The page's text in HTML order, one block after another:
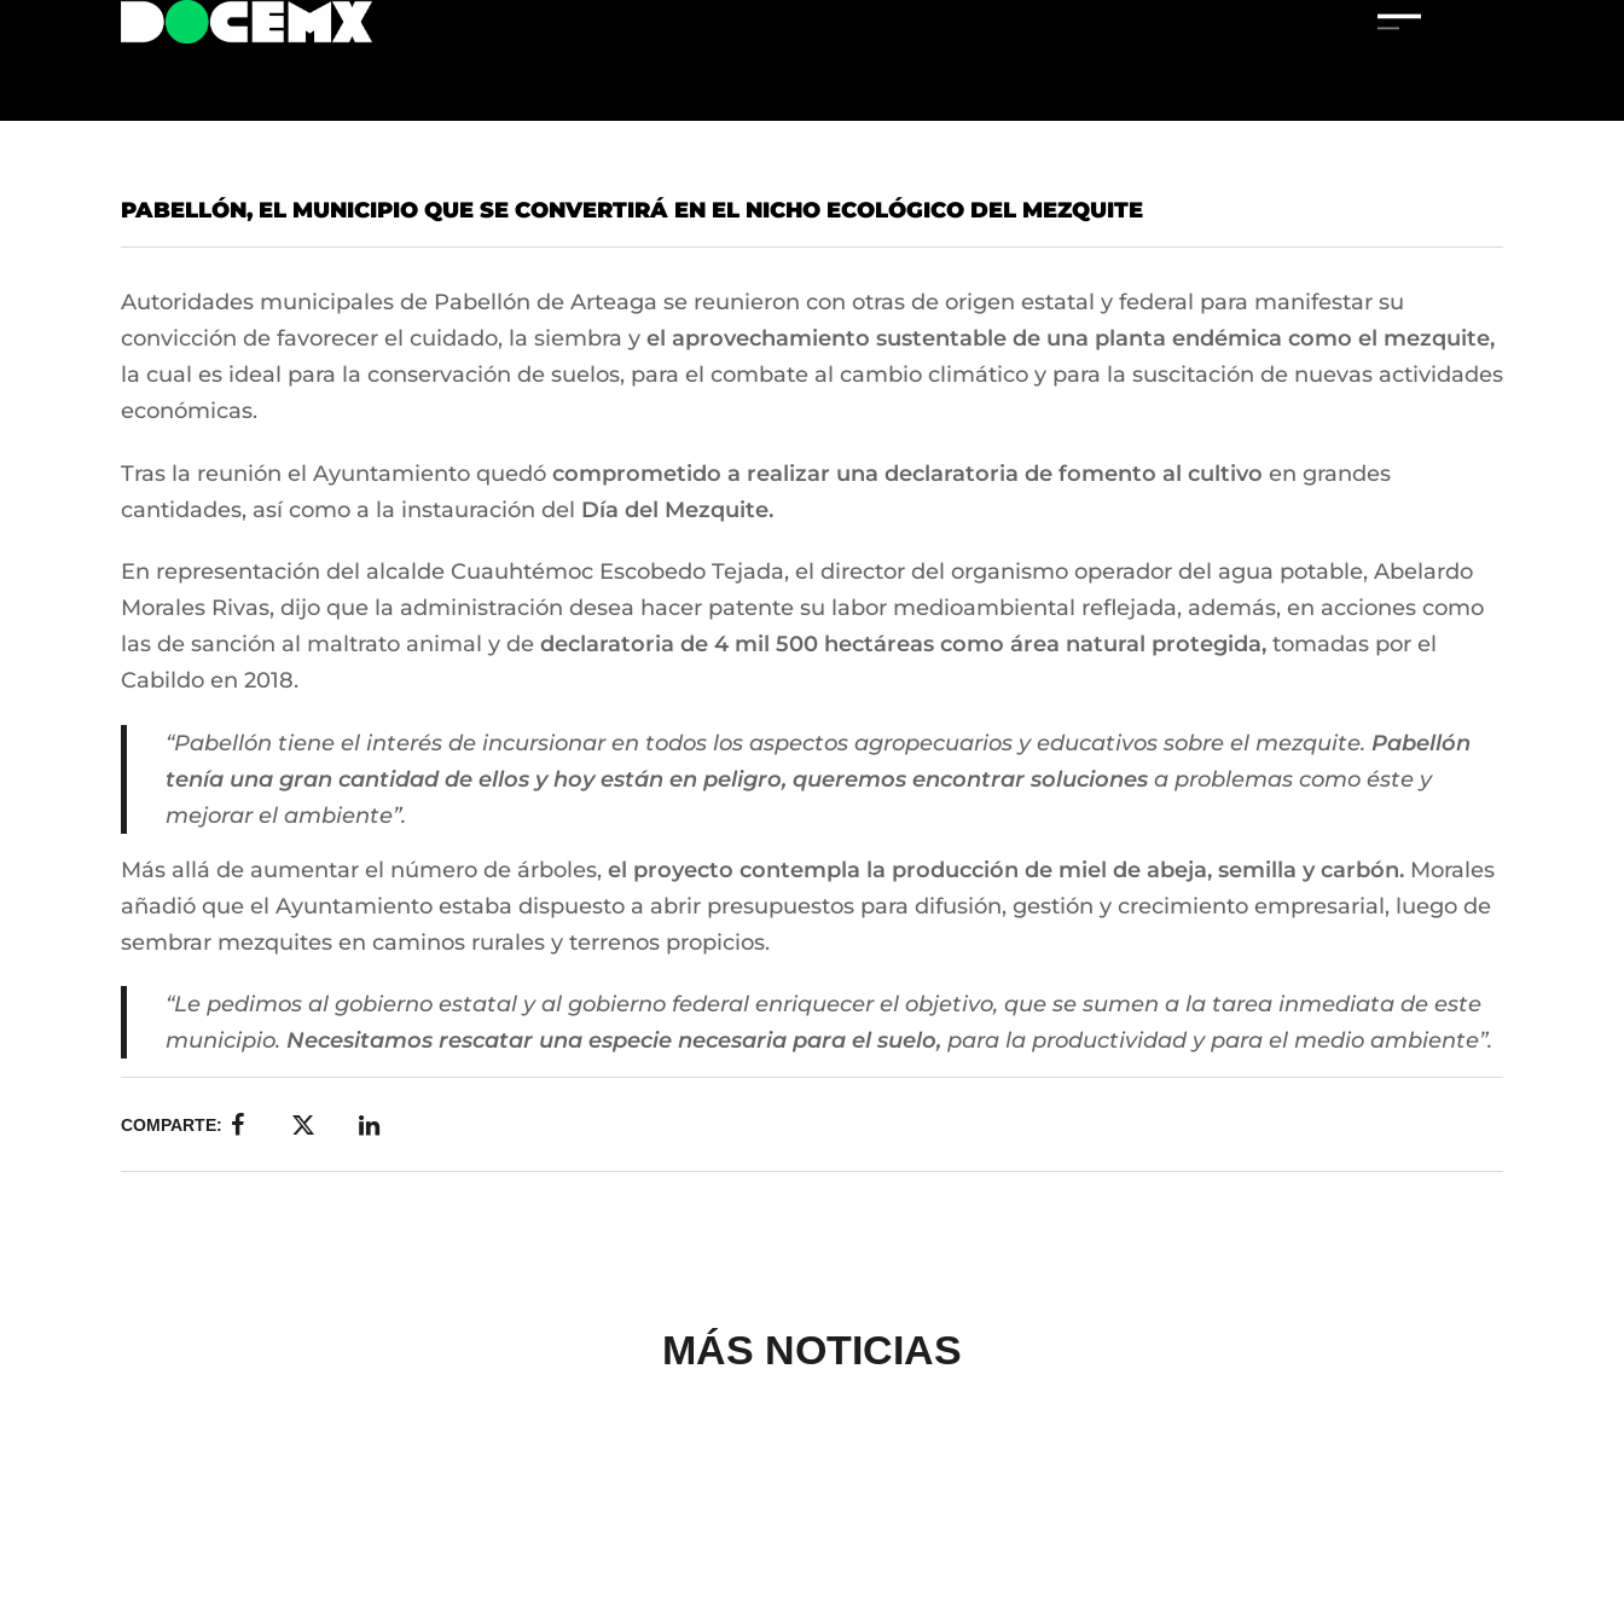
PABELLÓN, EL MUNICIPIO QUE SE CONVERTIRÁ EN EL NICHO ECOLÓGICO DEL MEZQUITE
Autoridades municipales de Pabellón de Arteaga se reunieron con otras de origen estatal y federal para manifestar su
convicción de favorecer el cuidado, la siembra y el aprovechamiento sustentable de una planta endémica como el mezquite,
la cual es ideal para la conservación de suelos, para el combate al cambio climático y para la suscitación de nuevas actividades
económicas.
Tras la reunión el Ayuntamiento quedó comprometido a realizar una declaratoria de fomento al cultivo en grandes
cantidades, así como a la instauración del Día del Mezquite.
En representación del alcalde Cuauhtémoc Escobedo Tejada, el director del organismo operador del agua potable, Abelardo
Morales Rivas, dijo que la administración desea hacer patente su labor medioambiental reflejada, además, en acciones como
las de sanción al maltrato animal y de declaratoria de 4 mil 500 hectáreas como área natural protegida, tomadas por el
Cabildo en 2018.
“Pabellón tiene el interés de incursionar en todos los aspectos agropecuarios y educativos sobre el mezquite. Pabellón
tenía una gran cantidad de ellos y hoy están en peligro, queremos encontrar solucionesa problemas como éste y
mejorar el ambiente”.
Más allá de aumentar el número de árboles, el proyecto contempla la producción de miel de abeja, semilla y carbón. Morales
añadió que el Ayuntamiento estaba dispuesto a abrir presupuestos para difusión, gestión y crecimiento empresarial, luego de
sembrar mezquites en caminos rurales y terrenos propicios.
“Le pedimos al gobierno estatal y al gobierno federal enriquecer el objetivo, que se sumen a la tarea inmediata de este
municipio. Necesitamos rescatar una especie necesaria para el suelo, para la productividad y para el medio ambiente”.
COMPARTE:
MÁS NOTICIAS